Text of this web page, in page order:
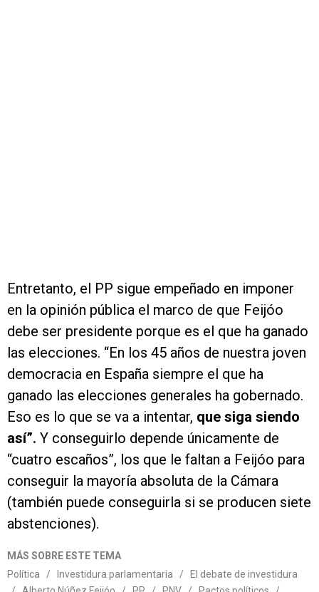
Entretanto, el PP sigue empeñado en imponer
en la opinión pública el marco de que Feijóo
debe ser presidente porque es el que ha ganado
las elecciones. “En los 45 años de nuestra joven
democracia en España siempre el que ha
ganado las elecciones generales ha gobernado.
Eso es lo que se va a intentar, que siga siendo
así”. Y conseguirlo depende únicamente de
“cuatro escaños”, los que le faltan a Feijóo para
conseguir la mayoría absoluta de la Cámara
(también puede conseguirla si se producen siete
abstenciones).
MÁS SOBRE ESTE TEMA
Política
/ Investidura parlamentaria /
El debate de investidura